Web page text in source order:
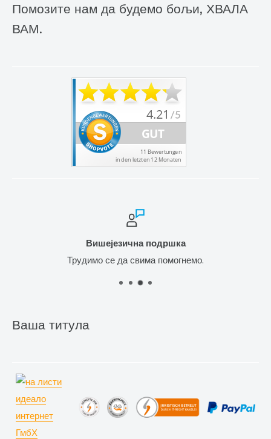
Помозите нам да будемо бољи, ХВАЛА
ВАМ.
Вишејезична подршка
Трудимо се да свима помогнемо.
Ваша титула